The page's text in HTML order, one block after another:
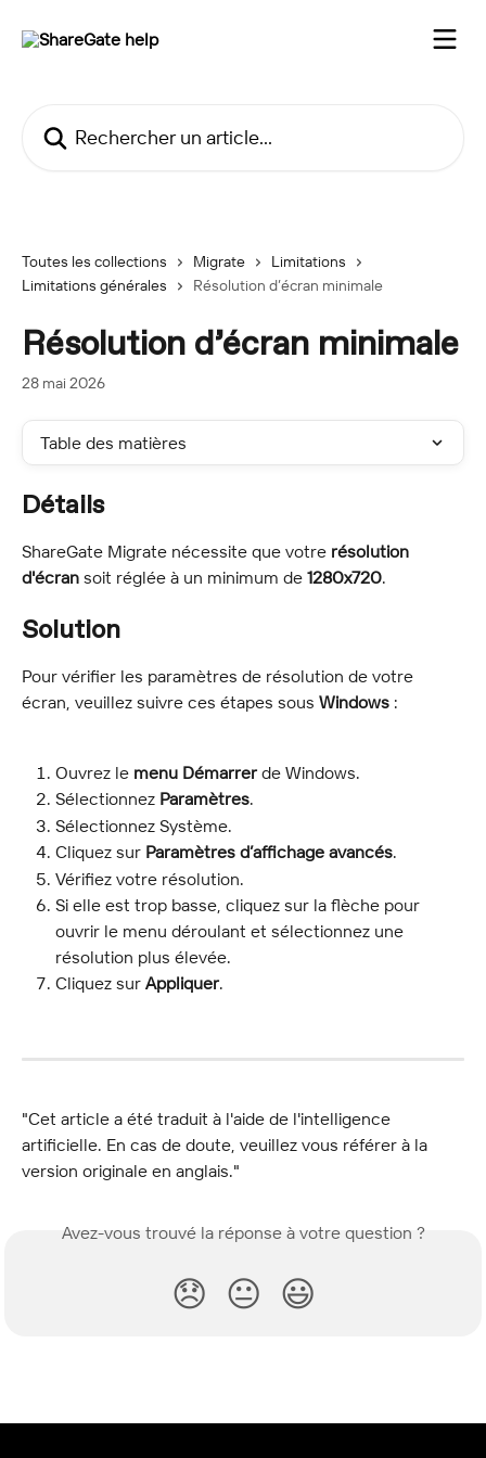
Toutes les collections Migrate
Limitations
Limitations générales
Résolution d’écran minimale
Résolution d’écran minimale
28 mai 2026
Table des matières
Détails
ShareGate Migrate nécessite que votre résolution
d'écran soit réglée à un minimum de 1280x720.
Solution
Pour vérifier les paramètres de résolution de votre
écran, veuillez suivre ces étapes sous Windows :
Ouvrez le menu Démarrer de Windows.
Sélectionnez Paramètres.
Sélectionnez Système.
Cliquez sur Paramètres d’affichage avancés.
Vérifiez votre résolution.
Si elle est trop basse, cliquez sur la flèche pour
ouvrir le menu déroulant et sélectionnez une
résolution plus élevée.
Cliquez sur Appliquer.
"Cet article a été traduit à l'aide de l'intelligence
artificielle. En cas de doute, veuillez vous référer à la
version originale en anglais."
Avez-vous trouvé la réponse à votre question ?
😞 😐 😃